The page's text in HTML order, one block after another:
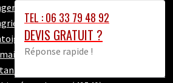
(49000)
(49440)
(49260)
(49420)
sur-Thouet (49260)
TEL : 06 33 79 48 92
DEVIS GRATUIT ?
Réponse rapide !